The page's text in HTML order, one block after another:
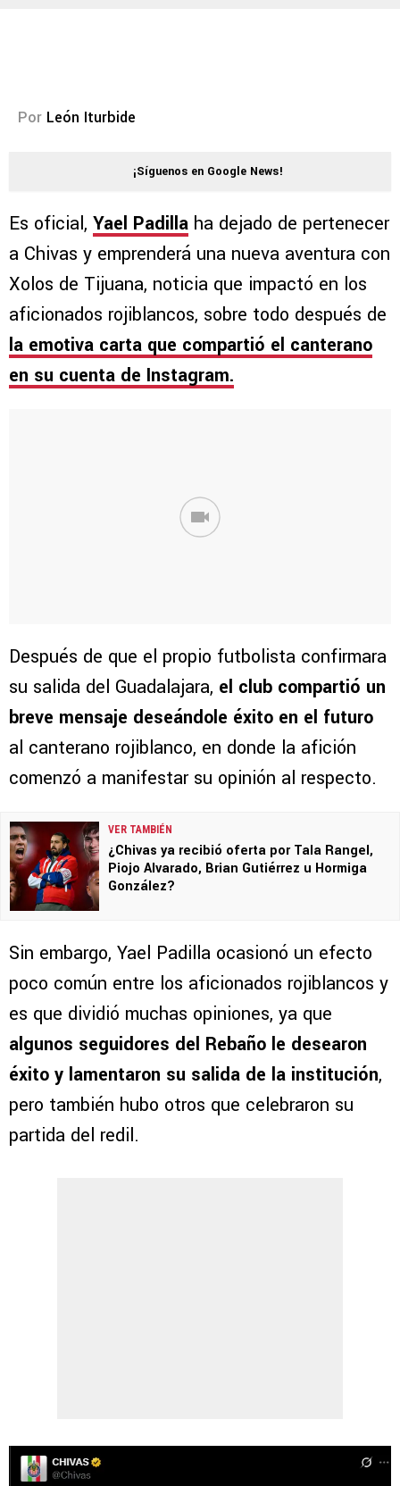
Por León Iturbide
¡Síguenos en Google News!
Es oficial, Yael Padilla ha dejado de pertenecer
a Chivas y emprenderá una nueva aventura con
Xolos de Tijuana, noticia que impactó en los
aficionados rojiblancos, sobre todo después de
la emotiva carta que compartió el canterano
en su cuenta de Instagram.
Después de que el propio futbolista confirmara
su salida del Guadalajara, el club compartió un
breve mensaje deseándole éxito en el futuro
al canterano rojiblanco, en donde la afición
comenzó a manifestar su opinión al respecto.
VER TAMBIÉN
¿Chivas ya recibió oferta por Tala Rangel,
Piojo Alvarado, Brian Gutiérrez u Hormiga
González?
Sin embargo, Yael Padilla ocasionó un efecto
poco común entre los aficionados rojiblancos y
es que dividió muchas opiniones, ya que
algunos seguidores del Rebaño le desearon
éxito y lamentaron su salida de la institución,
pero también hubo otros que celebraron su
partida del redil.